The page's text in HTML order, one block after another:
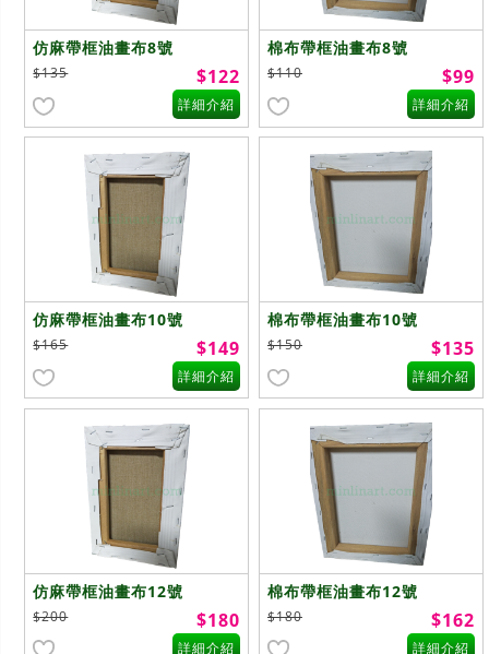
仿麻帶框油畫布8號
$135 $122
詳細介紹
棉布帶框油畫布8號
$110 $99
詳細介紹
仿麻帶框油畫布10號
$165 $149
詳細介紹
棉布帶框油畫布10號
$150 $135
詳細介紹
仿麻帶框油畫布12號
$200 $180
詳細介紹
棉布帶框油畫布12號
$180 $162
詳細介紹